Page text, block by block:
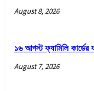
August 8, 2026
১৬ আগস্ট ফ্যামিলি কার্ডের
August 7, 2026